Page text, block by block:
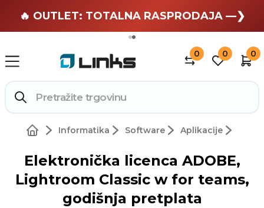
🏄 Zaslužuješ odmor —❯
🔥 OUTLET: TOTALNA RASPRODAJA —❯
0 0 0
Informatika Software Aplikacije
Elektronička licenca ADOBE,
Lightroom Classic w for teams,
godišnja pretplata